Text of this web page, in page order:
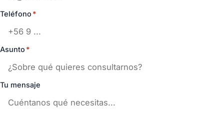
Teléfono *
Asunto *
Tu mensaje